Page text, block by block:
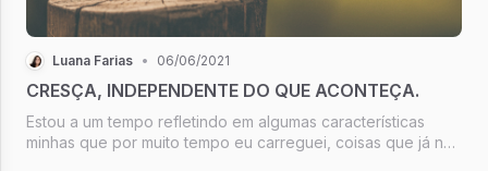
Luana Farias • 06/06/2021
CRESÇA, INDEPENDENTE DO QUE ACONTEÇA.
Estou a um tempo refletindo em algumas características
minhas que por muito tempo eu carreguei, coisas que já não